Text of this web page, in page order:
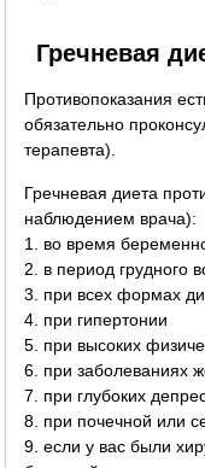
Гречневая
Противопоказания
обязательно
терапевта).
Гречневая диета
наблюдением врача):
1. во время
2. в период грудного
3. при всех формах
4. при гипертонии
5. при высоких
6. при заболеваниях
7. при глубоких
8. при почечной или
9. если у вас были